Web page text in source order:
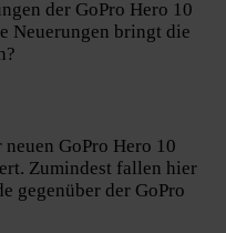
der GoPro Hero 10
Neuerungen bringt die
GoPro Hero 10
Zumindest fallen hier
gegenüber der GoPro